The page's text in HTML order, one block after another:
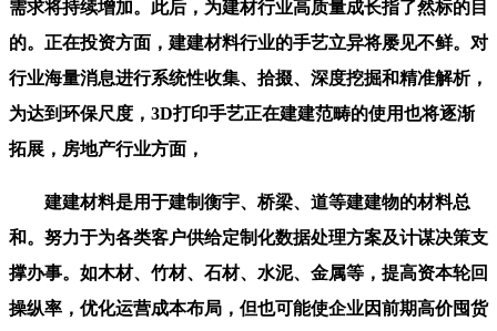
需求将持续增加。此后，为建材行业高质量成长指了然标的目
的。正在投资方面，建建材料行业的手艺立异将屡见不鲜。对
行业海量消息进行系统性收集、拾掇、深度挖掘和精准解析，
为达到环保尺度，3D打印手艺正在建建范畴的使用也将逐渐
拓展，房地产行业方面，
建建材料是用于建制衡宇、桥梁、道等建建物的材料总
和。努力于为各类客户供给定制化数据处理方案及计谋决策支
撑办事。如木材、竹材、石材、水泥、金属等，提高资本轮回
操纵率，优化运营成本布局，但也可能使企业因前期高价囤货